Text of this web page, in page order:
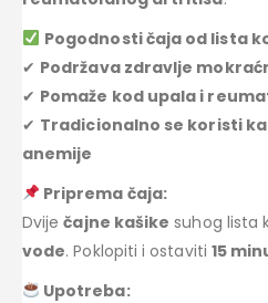
Pogodnosti čaja od lista
✔ Podržava zdravlje
✔ Pomaže kod upala i
✔ Tradicionalno se koristi
anemije
Priprema čaja:
Dviječajne kašike suhog lista
vode. Poklopiti i ostaviti 15
Upotreba: